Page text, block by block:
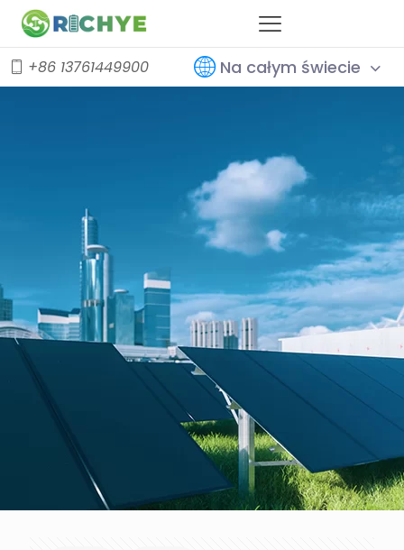
+86 13761449900 Na całym świecie